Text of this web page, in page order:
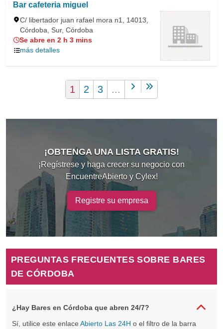
Bar cafeteria miguel
C/ libertador juan rafael mora n1, 14013,
Córdoba, Sur, Córdoba
Se abre en 2 h 3 mins
más detalles
1 2 3 ...
¡OBTENGA UNA LISTA GRATIS!
¡Regístrese y haga crecer su negocio con
EncuentreAbierto y Cylex!
Registre su empresa
PREGUNTAS FRECUENTES SOBRE BARES
DE CÓRDOBA
¿Hay Bares en Córdoba que abren 24/7?
Sí, utilice este enlace Abierto Las 24H o el filtro de la barra